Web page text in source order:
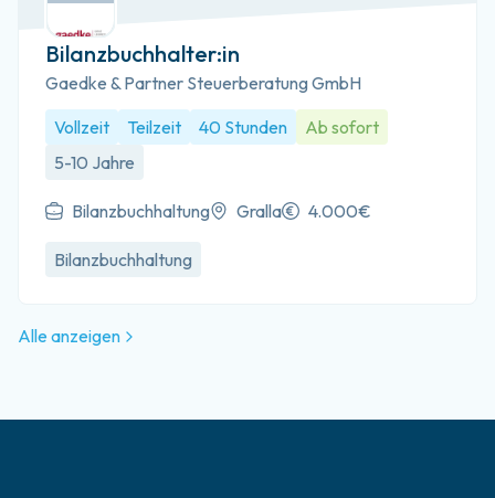
Bilanzbuchhalter:in
Gaedke & Partner Steuerberatung GmbH
Vollzeit
Teilzeit 40 Stunden
Ab sofort
5-10 Jahre
Bilanzbuchhaltung Gralla 4.000€
Bilanzbuchhaltung
Alle anzeigen